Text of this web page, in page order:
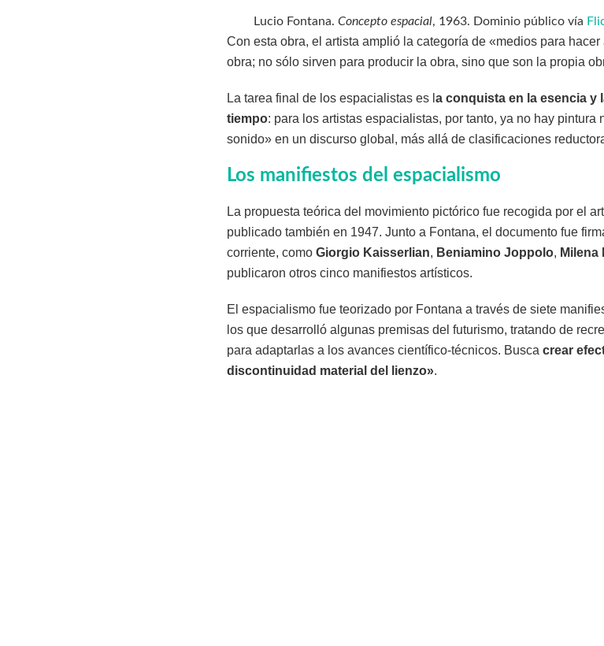
Lucio Fontana. Concepto espacial, 1963. Dominio público vía
Con esta obra, el artista amplió la categoría de «medios para
obra; no sólo sirven para producir la obra, sino que son la propia
La tarea final de los espacialistas es l a conquista en la esencia y
tiempo: para los artistas espacialistas, por tanto, ya no hay pintura
sonido» en un discurso global, más allá de clasificaciones
Los manifiestos del espacialismo
La propuesta teórica del movimiento pictórico fue recogida por el
publicado también en 1947. Junto a Fontana, el documento fue
corriente, como Giorgio Kaisserlian, Beniamino Joppolo, Milena
publicaron otros cinco manifiestos artísticos.
El espacialismo fue teorizado por Fontana a través de siete
los que desarrolló algunas premisas del futurismo, tratando de
para adaptarlas a los avances científico-técnicos. Busca crear
discontinuidad material del lienzo».